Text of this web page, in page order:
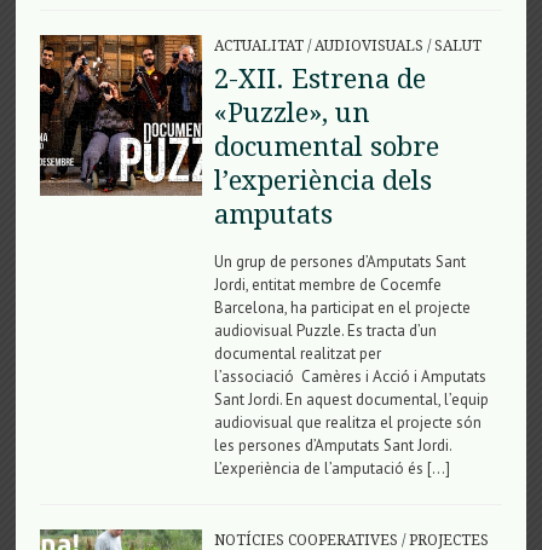
ACTUALITAT/AUDIOVISUALS /SALUT
2-XII. Estrena de
«Puzzle», un
documental sobre
l’experiència dels
amputats
Un grup de persones d’Amputats Sant
Jordi, entitat membre de Cocemfe
Barcelona, ha participat en el projecte
audiovisual Puzzle. Es tracta d’un
documental realitzat per
l’associació Camères i Acció i Amputats
Sant Jordi. En aquest documental, l’equip
audiovisual que realitza el projecte són
les persones d’Amputats Sant Jordi.
L’experiència de l’amputació és […]
NOTÍCIES COOPERATIVES /PROJECTES